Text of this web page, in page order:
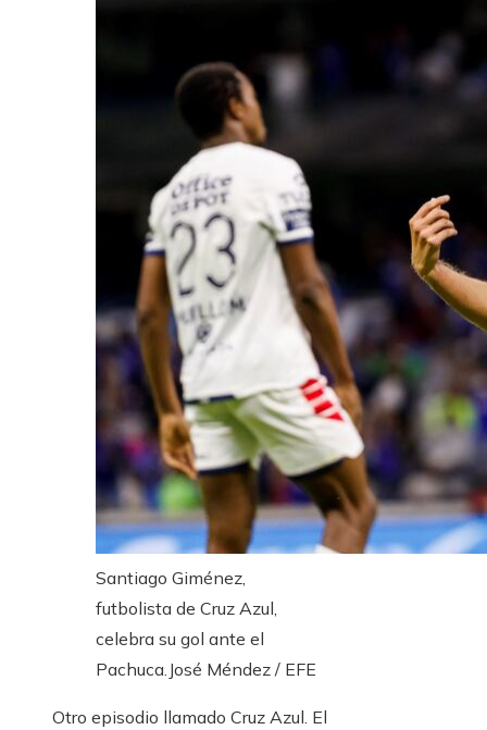
Santiago Giménez,
futbolista de Cruz Azul,
celebra su gol ante el
Pachuca. José Méndez / EFE
Otro episodio llamado Cruz Azul. El